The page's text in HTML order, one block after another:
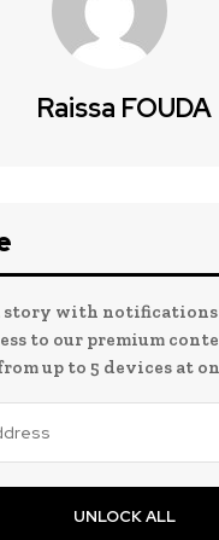
Raissa FOUDA
story with notifications
to our premium
up to 5 devices at
UNLOCK ALL